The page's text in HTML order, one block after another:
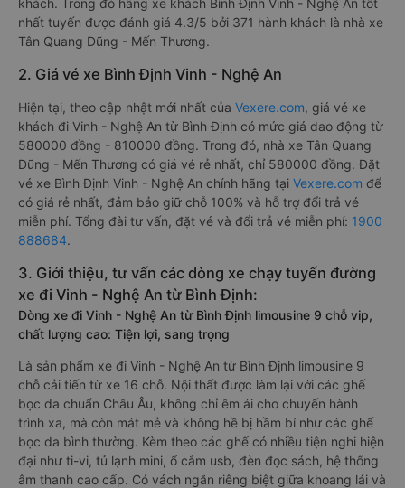
khách. Trong đó hãng xe khách Bình Định Vinh - Nghệ An tốt
nhất tuyến được đánh giá 4.3/5 bởi 371 hành khách là nhà xe
Tân Quang Dũng - Mến Thương.
2. Giá vé xe Bình Định Vinh - Nghệ An
Hiện tại, theo cập nhật mới nhất của Vexere.com, giá vé xe
khách đi Vinh - Nghệ An từ Bình Định có mức giá dao động từ
580000 đồng - 810000 đồng. Trong đó, nhà xe Tân Quang
Dũng - Mến Thương có giá vé rẻ nhất, chỉ 580000 đồng. Đặt
vé xe Bình Định Vinh - Nghệ An chính hãng tại Vexere.com để
có giá rẻ nhất, đảm bảo giữ chỗ 100% và hỗ trợ đổi trả vé
miễn phí. Tổng đài tư vấn, đặt vé và đổi trả vé miễn phí: 1900
888684.
3. Giới thiệu, tư vấn các dòng xe chạy tuyến đường
xe đi Vinh - Nghệ An từ Bình Định:
Dòng xe đi Vinh - Nghệ An từ Bình Định limousine 9 chỗ vip,
chất lượng cao: Tiện lợi, sang trọng
Là sản phẩm xe đi Vinh - Nghệ An từ Bình Định limousine 9
chỗ cải tiến từ xe 16 chỗ. Nội thất được làm lại với các ghế
bọc da chuẩn Châu Âu, không chỉ êm ái cho chuyến hành
trình xa, mà còn mát mẻ và không hề bị hầm bí như các ghế
bọc da bình thường. Kèm theo các ghế có nhiều tiện nghi hiện
đại như ti-vi, tủ lạnh mini, ổ cắm usb, đèn đọc sách, hệ thống
âm thanh cao cấp. Có vách ngăn riêng biệt giữa khoang lái và